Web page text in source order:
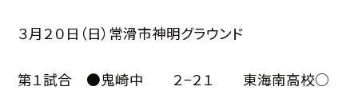
３月２０日（日）常滑市神明グラウンド
第１試合 ●鬼崎中 ２−２１ 東海南高校○